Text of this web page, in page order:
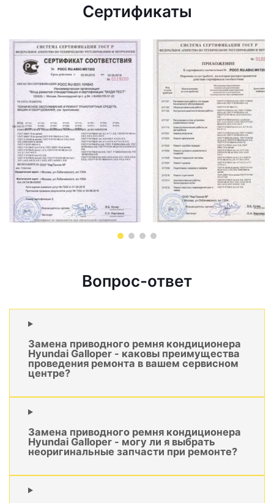
Сертификаты
Вопрос-ответ
Замена приводного ремня кондиционера
Hyundai Galloper - каковы преимущества
проведения ремонта в вашем сервисном
центре?
Замена приводного ремня кондиционера
Hyundai Galloper - могу ли я выбрать
неоригинальные запчасти при ремонте?